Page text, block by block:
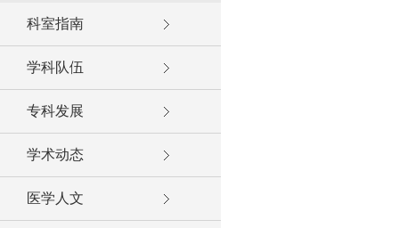
科室指南
学科队伍
专科发展
学术动态
医学人文